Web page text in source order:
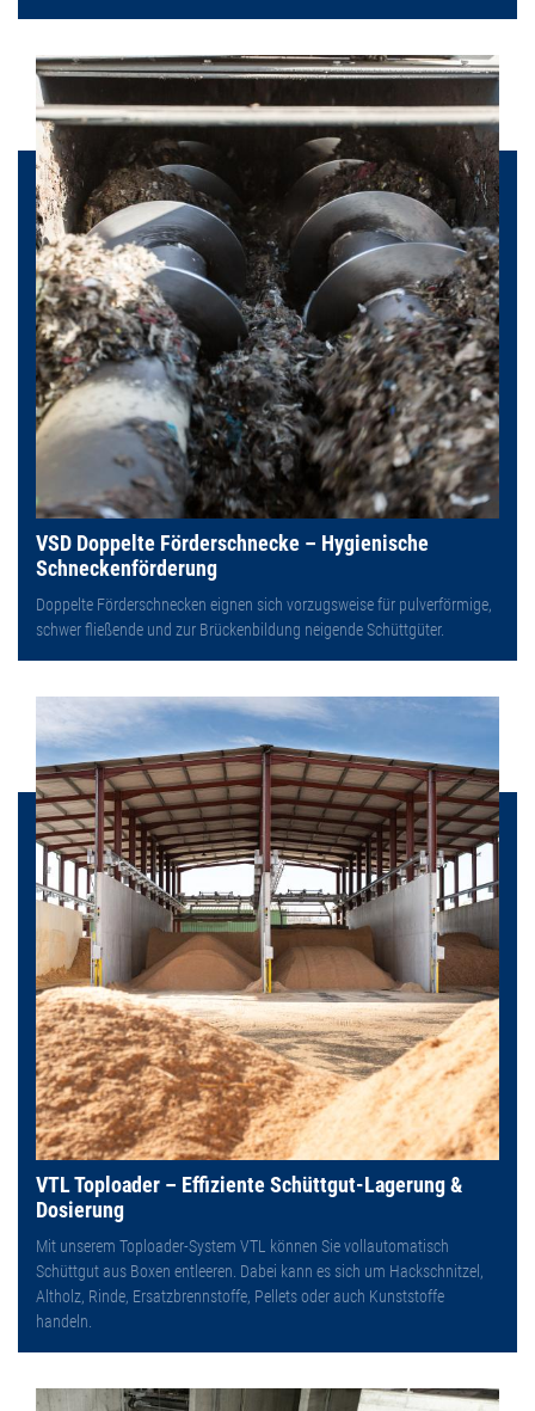
VSD Doppelte Förderschnecke – Hygienische
Schneckenförderung
Doppelte Förderschnecken eignen sich vorzugsweise für pulverförmige,
schwer fließende und zur Brückenbildung neigende Schüttgüter.
VTL Toploader – Effiziente Schüttgut-Lagerung &
Dosierung
Mit unserem Toploader-System VTL können Sie vollautomatisch
Schüttgut aus Boxen entleeren. Dabei kann es sich um Hackschnitzel,
Altholz, Rinde, Ersatzbrennstoffe, Pellets oder auch Kunststoffe
handeln.